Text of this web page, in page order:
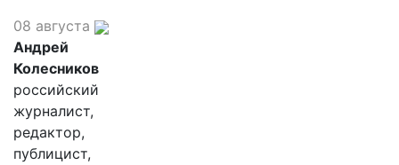
08 августа
Андрей
Колесников
российский
журналист,
редактор,
публицист,